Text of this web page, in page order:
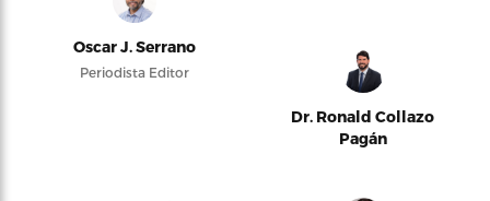
Oscar J. Serrano
Periodista Editor
Dr. Ronald Collazo
Pagán